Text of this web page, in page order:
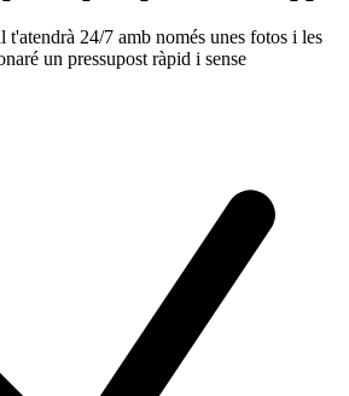
t'atendrà 24/7 amb només unes fotos i les
un pressupost ràpid i sense